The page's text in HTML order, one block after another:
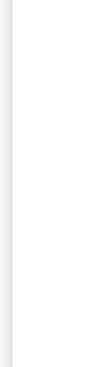
●
●
●
●
●
EN CAS
DE
OU DE
A forte